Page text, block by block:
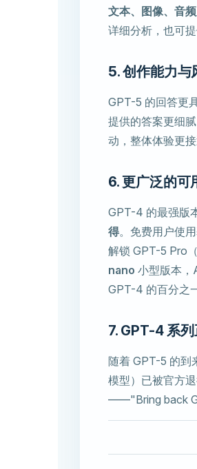
文本、图像、音
详细分析，也可
5. 创作能力与
GPT-5 的回答更
提供的答案更细
动，整体体验更
6. 更广泛的可
GPT-4 的最强版
得。免费用户使
解锁 GPT-5 Pro
nano 小型版本
GPT-4 的百分之
7. GPT-4 系
随着 GPT-5 的
模型）已被官方
——"Bring back